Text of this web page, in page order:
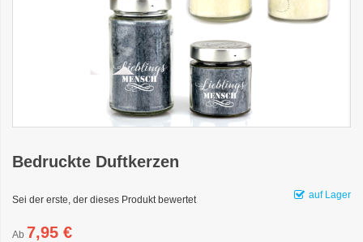
Bedruckte Duftkerzen
auf Lager
Sei der erste, der dieses Produkt bewertet
Ab 7,95 €